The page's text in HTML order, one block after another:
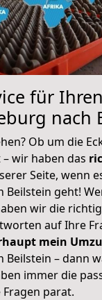
für
nach
Ob um die
wir haben das
Seite, wenn
Beilstein geht!
wir die
auf Ihre
mein
– dann
immer die
parat.